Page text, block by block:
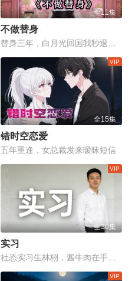
全11集
不做替身
全15集
错时空恋爱
五年重逢，女总裁发来暧昧短信
全30集
实习